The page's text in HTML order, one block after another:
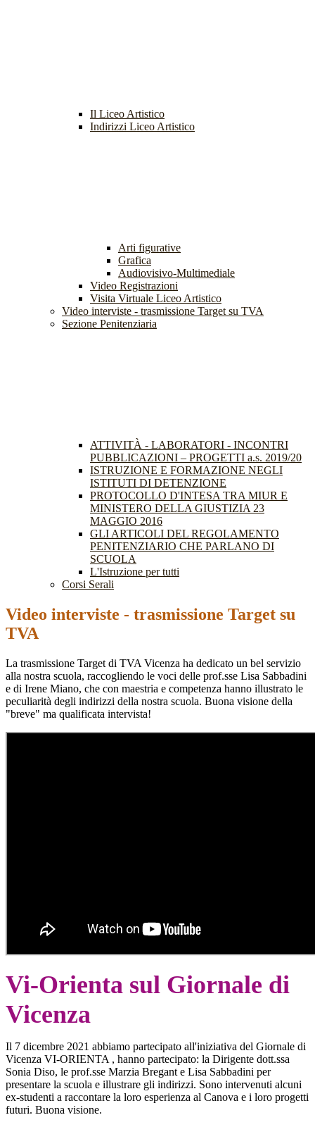
Il Liceo Artistico
Indirizzi Liceo Artistico
Arti figurative
Grafica
Audiovisivo-Multimediale
Video Registrazioni
Visita Virtuale Liceo Artistico
Video interviste - trasmissione Target su TVA
Sezione Penitenziaria
ATTIVITÀ - LABORATORI - INCONTRI
PUBBLICAZIONI – PROGETTI a.s. 2019/20
ISTRUZIONE E FORMAZIONE NEGLI
ISTITUTI DI DETENZIONE
PROTOCOLLO D'INTESA TRA MIUR E
MINISTERO DELLA GIUSTIZIA 23
MAGGIO 2016
GLI ARTICOLI DEL REGOLAMENTO
PENITENZIARIO CHE PARLANO DI
SCUOLA
L'Istruzione per tutti
Corsi Serali
Video interviste - trasmissione Target su
TVA
La trasmissione Target di TVA Vicenza ha dedicato un bel servizio
alla nostra scuola, raccogliendo le voci delle prof.sse Lisa Sabbadini
e di Irene Miano, che con maestria e competenza hanno illustrato le
peculiarità degli indirizzi della nostra scuola. Buona visione della
"breve" ma qualificata intervista!
Vi-Orienta sul Giornale di
Vicenza
Il 7 dicembre 2021 abbiamo partecipato all'iniziativa del Giornale di
Vicenza VI-ORIENTA , hanno partecipato: la Dirigente dott.ssa
Sonia Diso, le prof.sse Marzia Bregant e Lisa Sabbadini per
presentare la scuola e illustrare gli indirizzi. Sono intervenuti alcuni
ex-studenti a raccontare la loro esperienza al Canova e i loro progetti
futuri. Buona visione.